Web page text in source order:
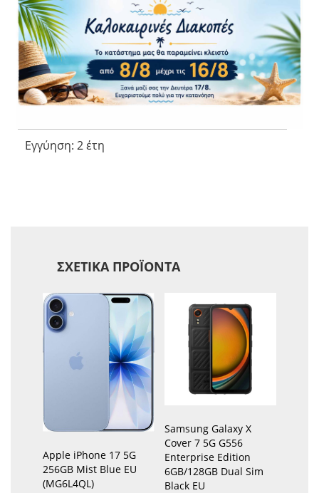
Διαστάσεις και Βάρος
Διαστάσεις (ΠxΒxΥ): 165.1 x 71.9 x 6.9 mm
Βάρος: 187 g
Εγγύηση: 2 έτη
ΣΧΕΤΙΚΆ ΠΡΟΪΌΝΤΑ
Apple iPhone 17 5G
256GB Mist Blue EU
(MG6L4QL)
Samsung Galaxy X
Cover 7 5G G556
Enterprise Edition
6GB/128GB Dual Sim
Black EU